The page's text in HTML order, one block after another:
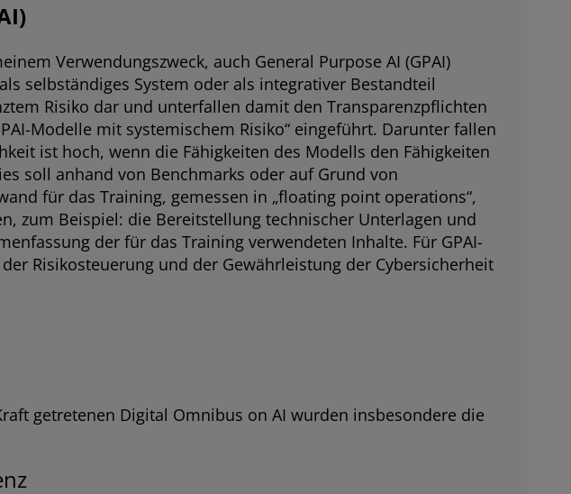
Verwendungszweck, auch General Purpose AI (GPAI)
selbständiges System oder als integrativer Bestandteil
Risiko dar und unterfallen damit den Transparenzpflichten
Modelle mit systemischem Risiko“ eingeführt. Darunter fallen
ist hoch, wenn die Fähigkeiten des Modells den Fähigkeiten
soll anhand von Benchmarks oder auf Grund von
für das Training, gemessen in „floating point operations“,
zum Beispiel: die Bereitstellung technischer Unterlagen und
der für das Training verwendeten Inhalte. Für GPAI-
Risikosteuerung und der Gewährleistung der Cybersicherheit
getretenen Digital Omnibus on AI wurden insbesondere die